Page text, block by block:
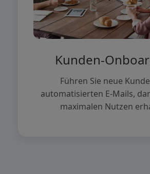
Kunden-
Führen Sie neue
automatisierten E-Mails,
maximalen Nutzen